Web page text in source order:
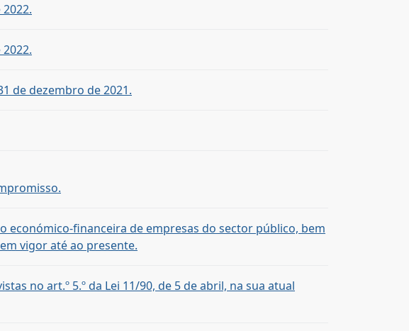
de dezembro de 2021.
económico-financeira de empresas do sector público, bem
vigor até ao presente.
no art.º 5.º da Lei 11/90, de 5 de abril, na sua atual